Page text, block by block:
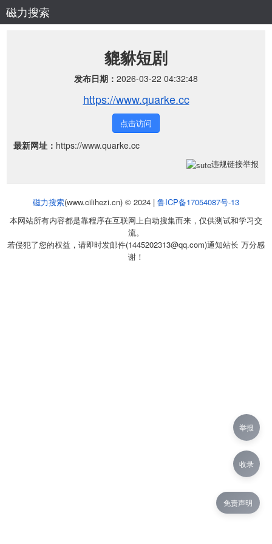
磁力搜索
貔貅短剧
发布日期： 2026-03-22 04:32:48
https://www.quarke.cc
点击访问
最新网址： https://www.quarke.cc
违规链接举报
磁力搜索(www.cilihezi.cn) © 2024 | 鲁ICP备17054087号-13
本网站所有内容都是靠程序在互联网上自动搜集而来，仅供测试和学习交
流。
若侵犯了您的权益，请即时发邮件(1445202313@qq.com)通知站长 万分感
谢！
免责声明
举报
收录